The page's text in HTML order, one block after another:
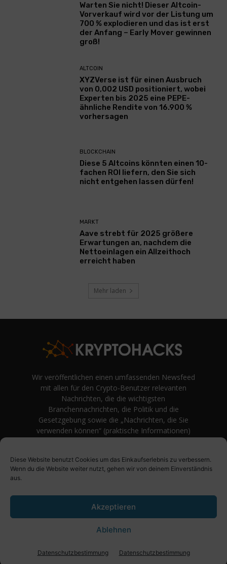
Diese Website benutzt Cookies um das Einkaufserlebnis zu verbessern.
Wenn du die Website weiter nutzt, gehen wir von deinem Einverständnis
aus.
Akzeptieren
Ablehnen
Datenschutzbestimmung Datenschutzbestimmung
Warten Sie nicht! Dieser Altcoin-
Vorverkauf wird vor der Listung um
700 % explodieren und das ist erst
der Anfang – Early Mover gewinnen
groß!
ALTCOIN
XYZVerse ist für einen Ausbruch
von 0,002 USD positioniert, wobei
Experten bis 2025 eine PEPE-
ähnliche Rendite von 16.900 %
vorhersagen
BLOCKCHAIN
Diese 5 Altcoins könnten einen 10-
fachen ROI liefern, den Sie sich
nicht entgehen lassen dürfen!
MARKT
Aave strebt für 2025 größere
Erwartungen an, nachdem die
Nettoeinlagen ein Allzeithoch
erreicht haben
Mehr laden
Wir veröffentlichen einen umfassenden Newsfeed
mit allen für den Crypto-Benutzer relevanten
Nachrichten, die die wichtigsten
Branchennachrichten, die Politik und die
Gesetzgebung sowie die „Nachrichten, die Sie
verwenden können“ (praktische Informationen)
Meinungen rund um Kryptowährung. Einfache
Logik und Beispiele aus der Praxis werden vor
bevorzugt.
© KryptoHacks News - 2021